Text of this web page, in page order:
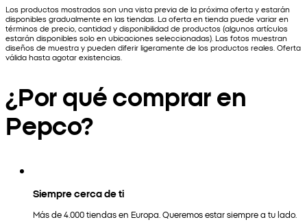
Los productos mostrados son una vista previa de la próxima oferta y estarán
disponibles gradualmente en las tiendas. La oferta en tienda puede variar en
términos de precio, cantidad y disponibilidad de productos (algunos artículos
estarán disponibles solo en ubicaciones seleccionadas). Las fotos muestran
diseños de muestra y pueden diferir ligeramente de los productos reales. Oferta
válida hasta agotar existencias.
¿Por qué comprar en
Pepco?
Siempre cerca de ti
Más de 4.000 tiendas en Europa. Queremos estar siempre a tu lado.